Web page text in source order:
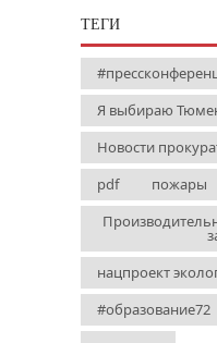
ТЕГИ
Я выбираю
Новости
pdf
пожары
нацпроект
#образование72